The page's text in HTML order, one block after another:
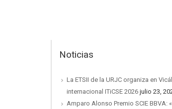
Noticias
La ETSII de la URJC organiza en
internacional ITiCSE 2026 julio 23,
Amparo Alonso Premio SCIE BBVA: